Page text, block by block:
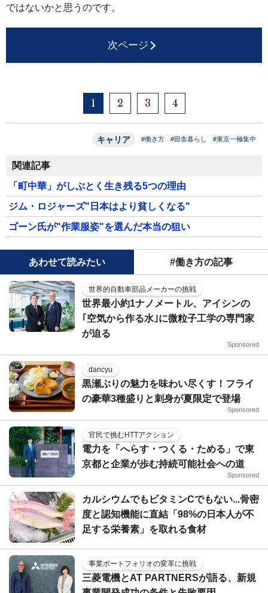
ではないかと思うのです。
次ページ
1 2 3 4
キャリア #働き方 #田舎暮らし #東京一極集中
関連記事
「町中華」がしぶとく生き残る5つの理由
ジム・ロジャーズ"日本はより貧しくなる"
ゴーン氏が"作業服姿"を選んだ本当の狙い
あわせて読みたい #働き方の記事
世界的自動車部品メーカーの挑戦
世界最小約1ナノメートル、アイシンの
｢空気から作る水｣に微粒子工学の専門家
が迫る
Sponsored
dancyu
黒瀬ぶりの魅力を味わい尽くす！フライ
の豪華3種盛りと刺身が夏限定で登場
Sponsored
官民で挑むHTTアクション
電力を「へらす・つくる・ためる」で東
京都と企業が歩む持続可能社会への道
Sponsored
カルシウムでもビタミンCでもない...骨密
度と認知機能に直結「98%の日本人が不
足する栄養素」を取れる食材
事業ポートフォリオの変革に挑戦
三菱電機とAT PARTNERSが語る、新規